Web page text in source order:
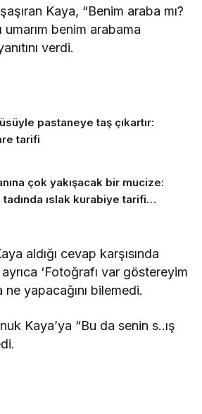
Kaya, “Benim araba mı?
umarım benim arabama
verdi.
pastaneye taş çıkartır:
tarifi
çok yakışacak bir mucize:
tadında ıslak kurabiye tarifi…
aldığı cevap karşısında
‘Fotoğrafı var göstereyim
ne yapacağını bilemedi.
Kaya’ya “Bu da senin s..ış